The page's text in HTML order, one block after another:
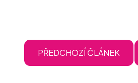
PŘEDCHOZÍ ČLÁNEK